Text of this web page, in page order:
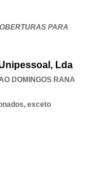
PARA
Lda
DOMINGOS RANA
exceto